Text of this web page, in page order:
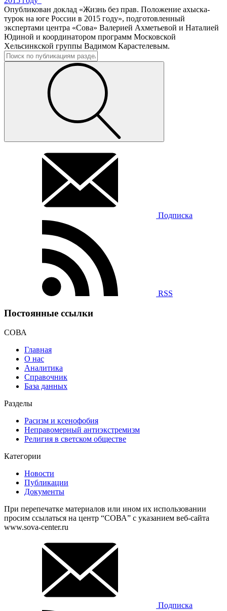
Опубликован доклад «Жизнь без прав. Положение ахыска-
турок на юге России в 2015 году», подготовленный
экспертами центра «Сова» Валерией Ахметьевой и Наталией
Юдиной и координатором программ Московской
Хельсинкской группы Вадимом Карастелевым.
Подписка
RSS
Постоянные ссылки
СОВА
Главная
О нас
Аналитика
Справочник
База данных
Разделы
Расизм и ксенофобия
Неправомерный антиэкстремизм
Религия в светском обществе
Категории
Новости
Публикации
Документы
При перепечатке материалов или ином их использовании
просим ссылаться на центр “СОВА” с указанием веб-сайта
www.sova-center.ru
Подписка